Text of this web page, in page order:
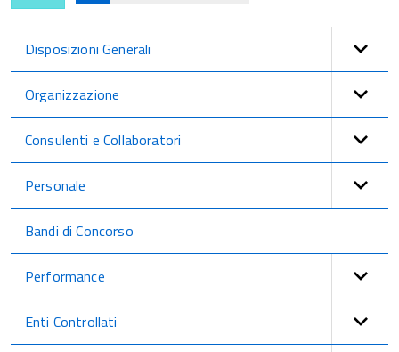
Disposizioni Generali
Organizzazione
Consulenti e Collaboratori
Personale
Bandi di Concorso
Performance
Enti Controllati